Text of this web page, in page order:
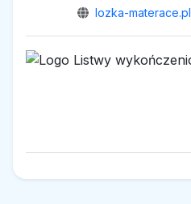
lozka-materace.pl